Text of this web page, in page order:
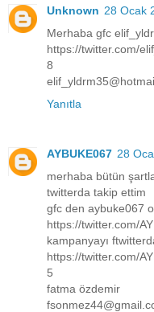
Unknown 28 Ocak
Merhaba gfc
https://twitter.com/
8
Yanıtla
AYBUKE067 28
merhaba bütün
twitterda takip ettim
gfc den aybuke067
https://twitter.com/
kampanyayı
https://twitter.com/
5
fatma özdemir